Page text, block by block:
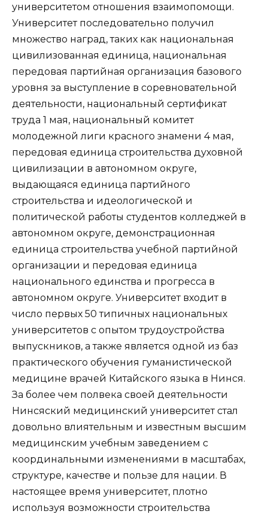
университетом отношения взаимопомощи.
Университет последовательно получил
множество наград, таких как национальная
цивилизованная единица, национальная
передовая партийная организация базового
уровня за выступление в соревновательной
деятельности, национальный сертификат
труда 1 мая, национальный комитет
молодежной лиги красного знамени 4 мая,
передовая единица строительства духовной
цивилизации в автономном округе,
выдающаяся единица партийного
строительства и идеологической и
политической работы студентов колледжей в
автономном округе, демонстрационная
единица строительства учебной партийной
организации и передовая единица
национального единства и прогресса в
автономном округе. Университет входит в
число первых 50 типичных национальных
университетов с опытом трудоустройства
выпускников, а также является одной из баз
практического обучения гуманистической
медицине врачей Китайского языка в Нинся.
За более чем полвека своей деятельности
Нинсяский медицинский университет стал
довольно влиятельным и известным высшим
медицинским учебным заведением с
координальными изменениями в масштабах,
структуре, качестве и пользе для нации. В
настоящее время университет, плотно
используя возможности строительства